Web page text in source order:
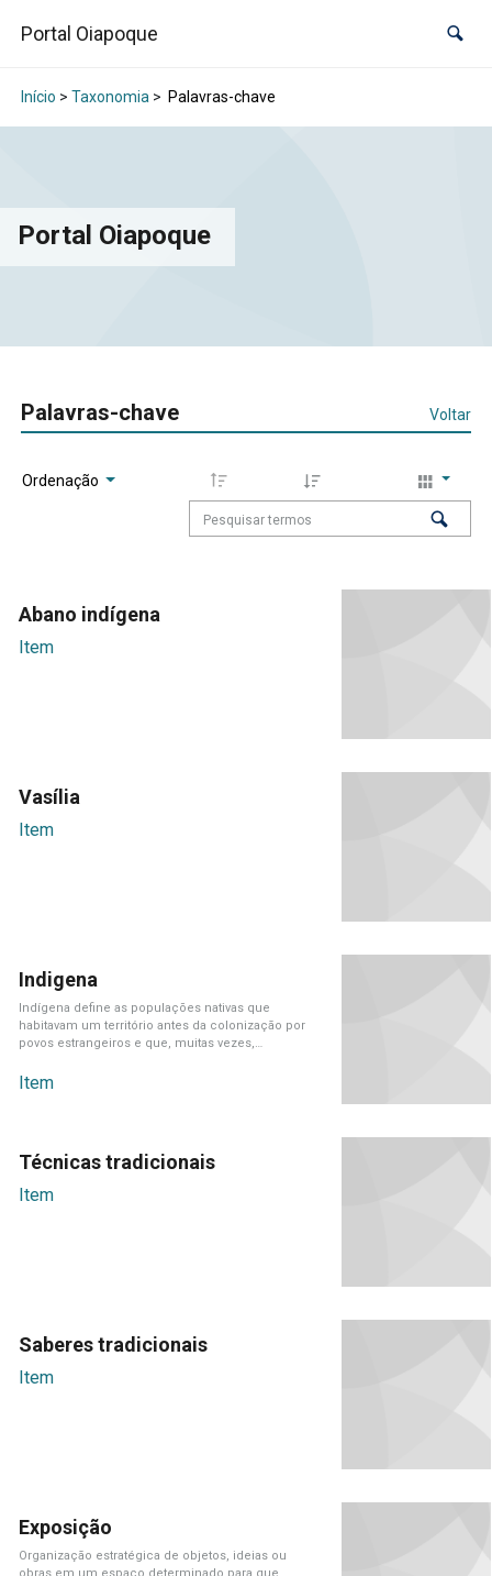
Portal Oiapoque
Início > Taxonomia> Palavras-chave
Portal Oiapoque
Palavras-chave Voltar
Ordenação
Abano indígena
Item
Vasília
Item
Indigena
Indígena define as populações nativas que
habitavam um território antes da colonização por
povos estrangeiros e que, muitas vezes,
Item
Técnicas tradicionais
Item
Saberes tradicionais
Item
Exposição
Organização estratégica de objetos, ideias ou